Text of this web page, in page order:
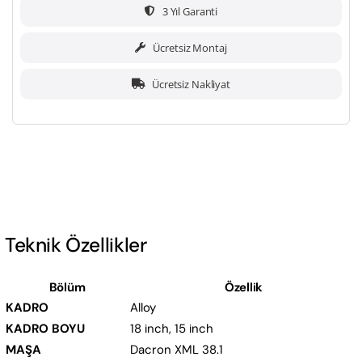
3 Yıl Garanti
Ücretsiz Montaj
Ücretsiz Nakliyat
Teknik Özellikler
Bölüm
Özellik
KADRO
Alloy
KADRO BOYU
18 inch, 15 inch
MAŞA
Dacron XML 38.1